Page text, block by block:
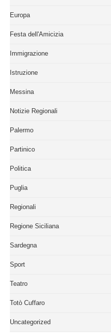
Europa
Festa dell'Amicizia
Immigrazione
Istruzione
Messina
Notizie Regionali
Palermo
Partinico
Politica
Puglia
Regionali
Regione Siciliana
Sardegna
Sport
Teatro
Totò Cuffaro
Uncategorized